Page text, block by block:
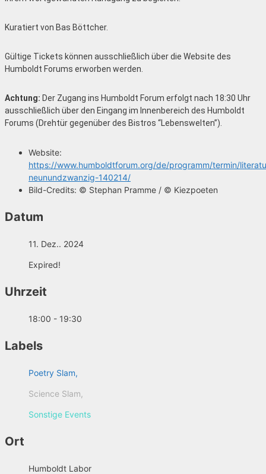
Kuratiert von Bas Böttcher.
Gültige Tickets können ausschließlich über die Website des
Humboldt Forums erworben werden.
Achtung: Der Zugang ins Humboldt Forum erfolgt nach 18:30 Uhr
ausschließlich über den Eingang im Innenbereich des Humboldt
Forums (Drehtür gegenüber des Bistros “Lebenswelten”).
Website:
https://www.humboldtforum.org/de/programm/termin/
neunundzwanzig-140214/
Bild-Credits: © Stephan Pramme / © Kiezpoeten
Datum
11. Dez.. 2024
Expired!
Uhrzeit
18:00 - 19:30
Labels
Poetry Slam,
Science Slam,
Sonstige Events
Ort
Humboldt Labor